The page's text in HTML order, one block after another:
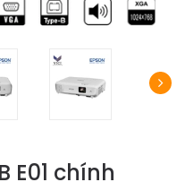
E01 chính